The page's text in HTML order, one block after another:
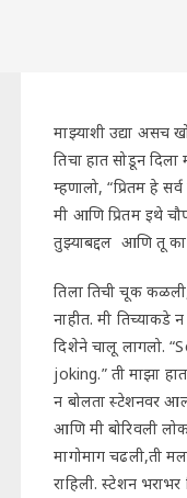
माझ्याशी उद्या असच
तिचा हात सोडून
म्हणालो, “प्रितम हे
मी आणि प्रितम इथे
तुझ्याबद्दल आणि तू
तिला तिची चूक
नाहीत. मी तिच्याकडे
दिशेने चालू लागलो.
joking.” ती माझा
न बोलता स्टेशनवर
आणि मी बोरिवली
मागोमाग चढली,ती
राहिली. स्टेशन